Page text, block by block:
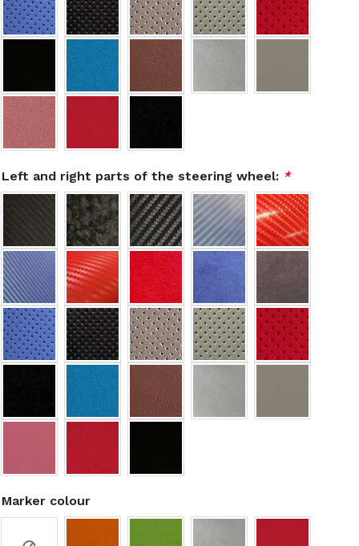
Left and right parts of the steering wheel: *
Marker colour